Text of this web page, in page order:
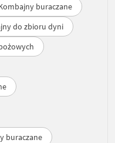
buraczane
do zbioru dyni
buraczane